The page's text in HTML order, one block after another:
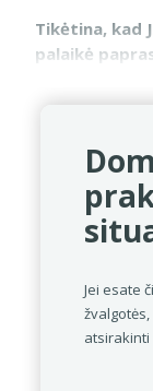
Tikėtina, kad
palaikė
Jei esate
žvalgotės,